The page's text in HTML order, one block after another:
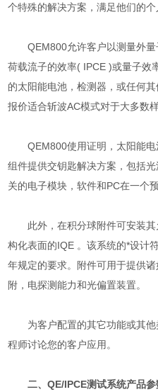
个特殊的解决方案，满足他们的个
QEM800允许客户以测量外量
荷载流子的效率( IPCE )或量子效
的太阳能电池，检测器，或任何
报价适合斩波AC模式对于大多数样
QEM800使用证明，太阳能电
组件提供交钥匙解决方案，包括
关的电子模块，软件和PC在一个
此外，在积分球附件可安装其
构化表面的IQE 。该系统的*设计
年规定的要求。附件可用于提供
附，电探测能力和光偏置装置。
为客户配置的其它功能或其他
程师讨论您的客户应用。
二、QE/IPCE测试系统产品